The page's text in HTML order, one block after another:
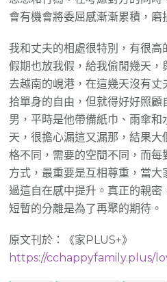
會有機會將委屈感漸漸累積，磨
我和丈夫的相處很特別，有很
假期也放我假，給我偷閒幾天，
去越南的峴港，在這幾天沒有
拾單身的自由，但就得好好照
男，平時是他帶備紙巾、雨傘
天，很擔心漏這又漏那，結果
格不同，需要的空間不同，而
方式，最重要是互相尊重，當
過這自在感中提升。真正的親密
短暫的分離是為了再聚的期待。
原文刊於：《家PLUS+》
https://cchappyfamily.plus/